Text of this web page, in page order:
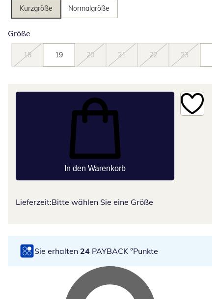
Kurzgröße Normalgröße
Größe
18 19 20 21 22 23
In den Warenkorb
Lieferzeit:Bitte wählen Sie eine Größe
Sie erhalten 24 PAYBACK °Punkte